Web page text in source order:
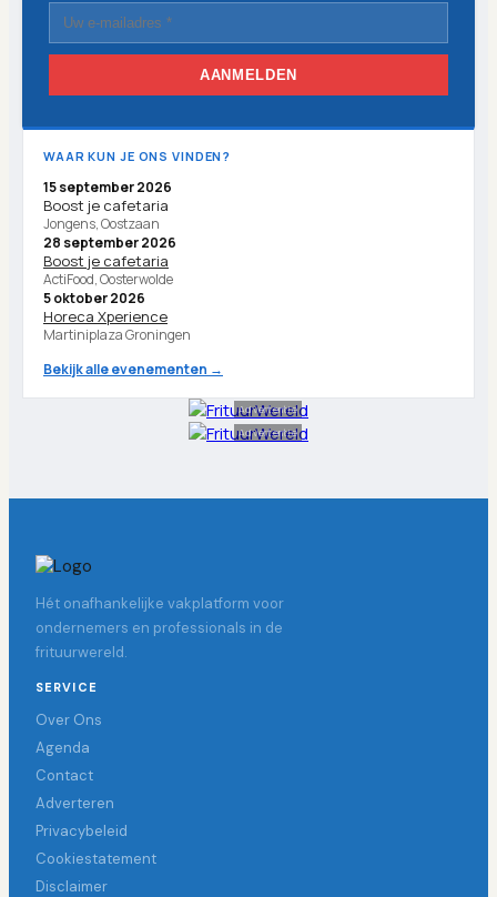
AANMELDEN
WAAR KUN JE ONS VINDEN?
15 september 2026
Boost je cafetaria
Jongens, Oostzaan
28 september 2026
Boost je cafetaria
ActiFood, Oosterwolde
5 oktober 2026
Horeca Xperience
Martiniplaza Groningen
Bekijk alle evenementen →
Advertentie
Advertentie
Hét onafhankelijke vakplatform voor
ondernemers en professionals in de
frituurwereld.
SERVICE
Over Ons
Agenda
Contact
Adverteren
Privacybeleid
Cookiestatement
Disclaimer